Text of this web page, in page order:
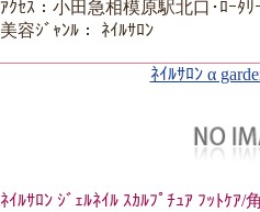
ｱｸｾｽ：小田急相模原駅北口･ﾛｰﾀ
美容ｼﾞｬﾝﾙ： ﾈｲﾙｻﾛﾝ
ﾈｲﾙｻﾛﾝ α
ﾈｲﾙｻﾛﾝ ｼﾞｪﾙﾈｲﾙ ｽｶﾙﾌﾟﾁｭｱ ﾌｯﾄｹｱ/